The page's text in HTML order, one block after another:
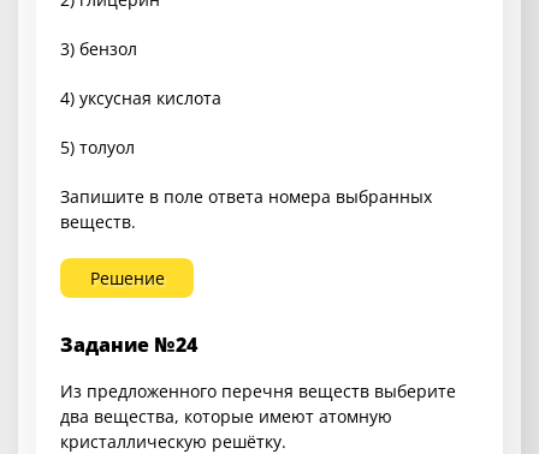
3) бензол
4) уксусная кислота
5) толуол
Запишите в поле ответа номера выбранных
веществ.
Решение
Задание №24
Из предложенного перечня веществ выберите
два вещества, которые имеют атомную
кристаллическую решётку.